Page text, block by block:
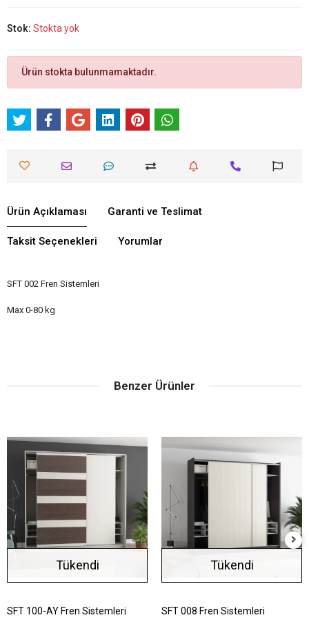
Stok: Stokta yok
Ürün stokta bulunmamaktadır.
Ürün Açıklaması Garanti ve Teslimat
Taksit Seçenekleri Yorumlar
SFT 002 Fren Sistemleri
Max 0-80 kg
Benzer Ürünler
Tükendi
SFT 100-AY Fren Sistemleri
Tükendi
SFT 008 Fren Sistemleri